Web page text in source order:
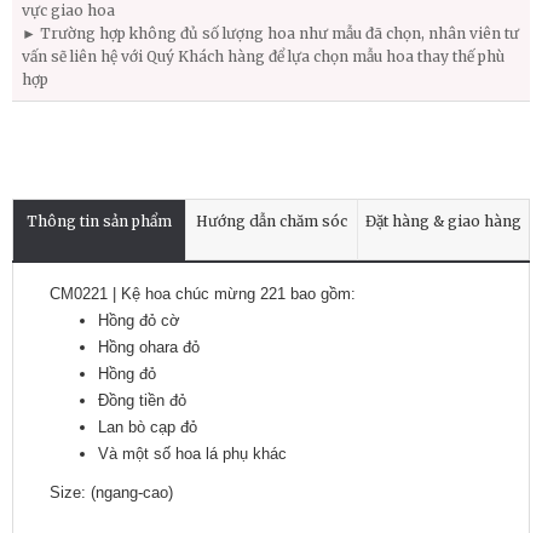
vực giao hoa
► Trường hợp không đủ số lượng hoa như mẫu đã chọn, nhân viên tư
vấn sẽ liên hệ với Quý Khách hàng để lựa chọn mẫu hoa thay thế phù
hợp
Thông tin sản phẩm Hướng dẫn chăm sóc Đặt hàng & giao hàng
CM0221 | Kệ hoa chúc mừng 221 bao gồm:
Hồng đỏ cờ
Hồng ohara đỏ
Hồng đỏ
Đồng tiền đỏ
Lan bò cạp đỏ
Và một số hoa lá phụ khác
Size: (ngang-cao)